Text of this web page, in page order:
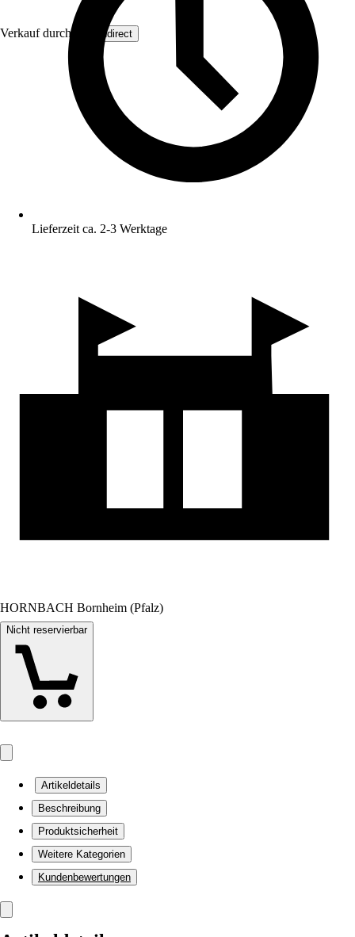
Verkauf durch: Wohndirect
Lieferzeit ca. 2-3 Werktage
HORNBACH Bornheim (Pfalz)
Nicht reservierbar
Artikeldetails
Beschreibung
Produktsicherheit
Weitere Kategorien
Kundenbewertungen